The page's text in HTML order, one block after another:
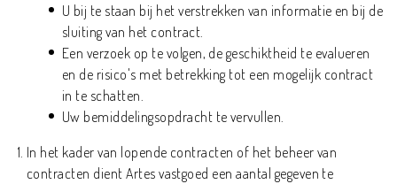
U bij te staan bij het verstrekken van informatie en bij de
sluiting van het contract.
Een verzoek op te volgen, de geschiktheid te evalueren
en de risico's met betrekking tot een mogelijk contract
in te schatten.
Uw bemiddelingsopdracht te vervullen.
In het kader van lopende contracten of het beheer van
contracten dient Artes vastgoed een aantal gegeven te